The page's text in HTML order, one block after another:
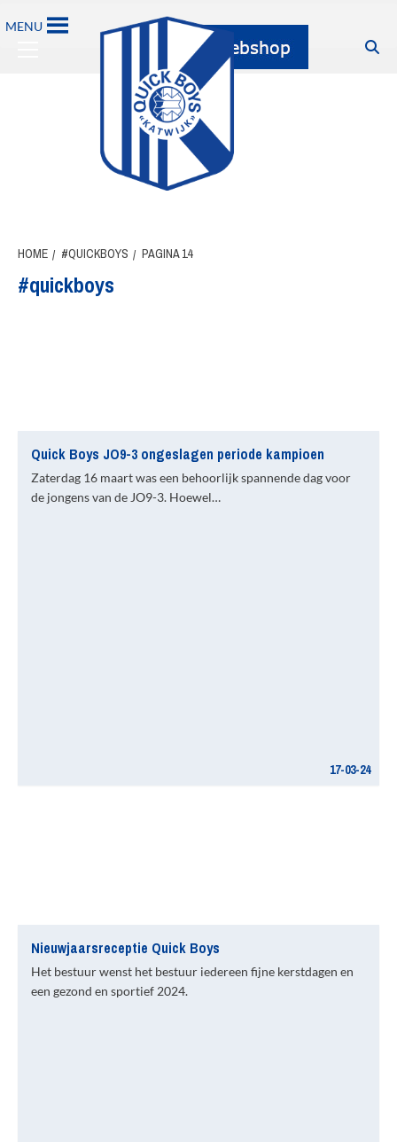
naar
MENU
Primary
HOME #QUICKBOYS PAGINA 14
#quickboys
Quick Boys JO9-3 ongeslagen periode kampioen
Zaterdag 16 maart was een behoorlijk spannende dag voor
de jongens van de JO9-3. Hoewel…
17-03-24
Nieuwjaarsreceptie Quick Boys
Het bestuur wenst het bestuur iedereen fijne kerstdagen en
een gezond en sportief 2024.